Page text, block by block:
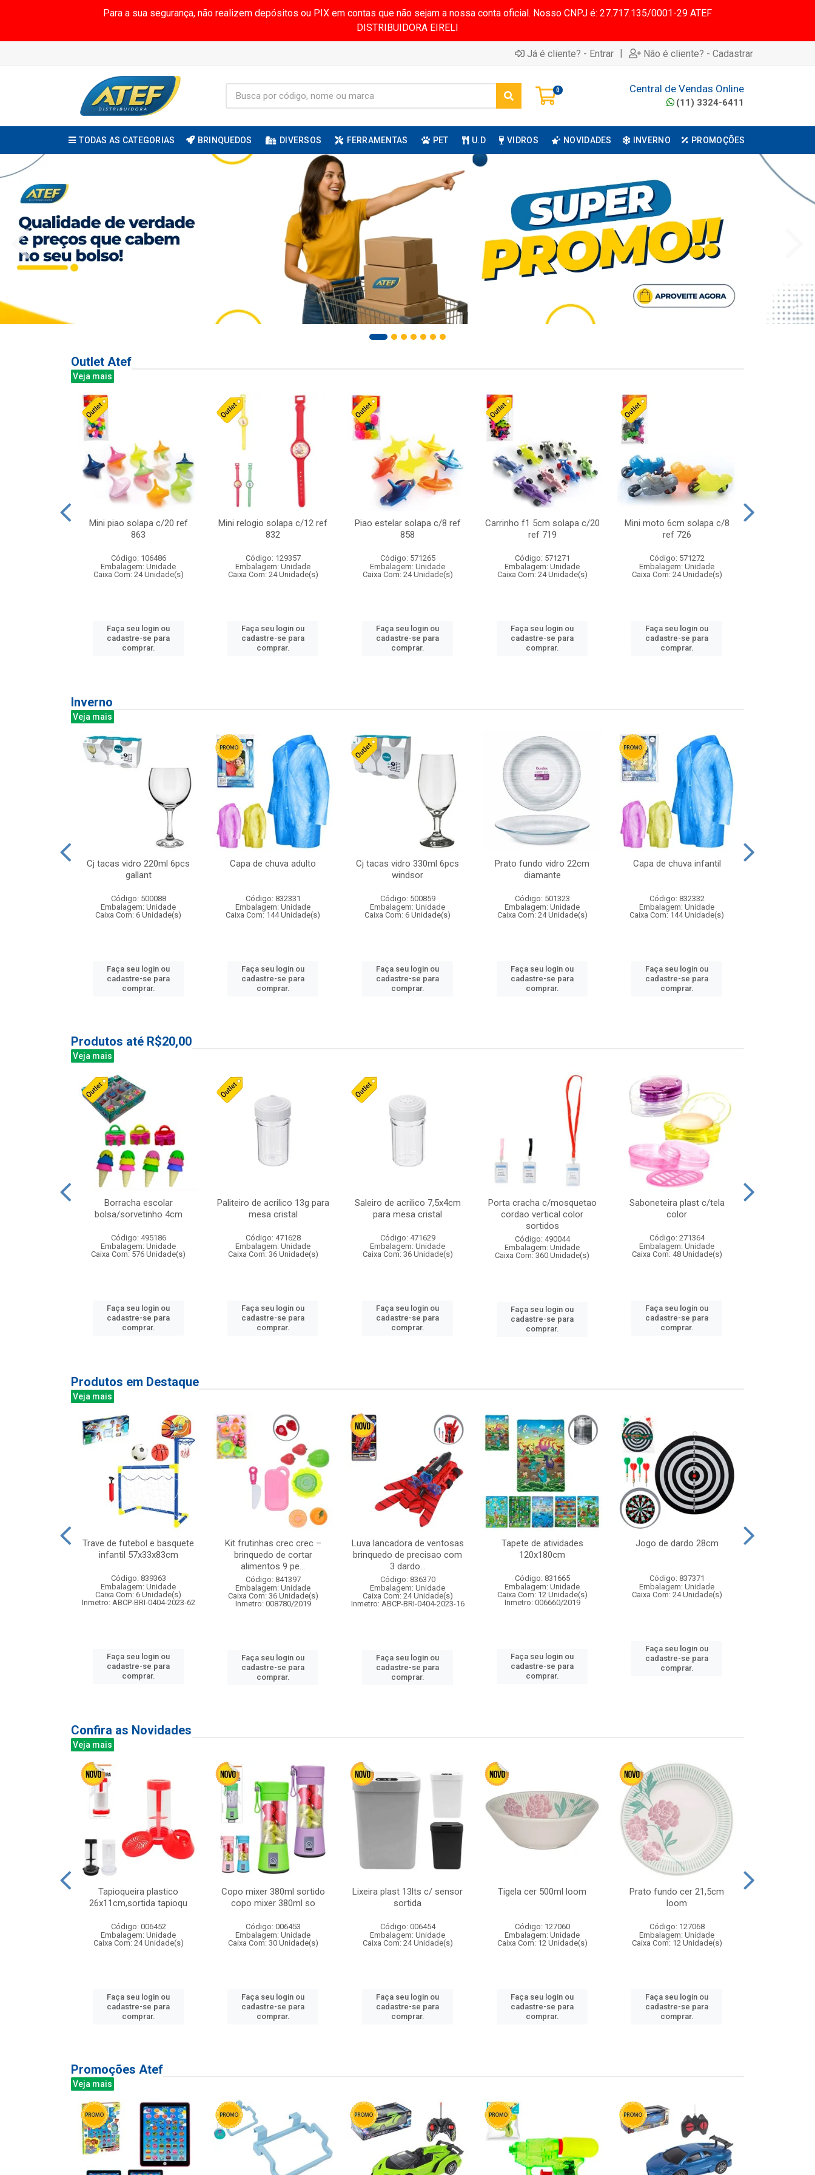
Para a sua segurança, não realizem depósitos ou PIX em contas que não sejam a nossa conta oficial. Nosso CNPJ é: 27.717.135/0001-29 ATEF
DISTRIBUIDORA EIRELI
Já é cliente? - Entrar | Não é cliente? - Cadastrar
0 Central de Vendas Online
(11) 3324-6411
TODAS AS CATEGORIAS BRINQUEDOS DIVERSOS FERRAMENTAS PET U.D VIDROS NOVIDADES INVERNO PROMOÇÕES
Outlet Atef
Veja mais
Mini piao solapa c/20 ref
863
Código: 106486
Embalagem: Unidade
Caixa Com: 24 Unidade(s)
Faça seu login ou
cadastre-se para
comprar.
Mini relogio solapa c/12 ref
832
Código: 129357
Embalagem: Unidade
Caixa Com: 24 Unidade(s)
Faça seu login ou
cadastre-se para
comprar.
Piao estelar solapa c/8 ref
858
Código: 571265
Embalagem: Unidade
Caixa Com: 24 Unidade(s)
Faça seu login ou
cadastre-se para
comprar.
Carrinho f1 5cm solapa c/20
ref 719
Código: 571271
Embalagem: Unidade
Caixa Com: 24 Unidade(s)
Faça seu login ou
cadastre-se para
comprar.
Mini moto 6cm solapa c/8
ref 726
Código: 571272
Embalagem: Unidade
Caixa Com: 24 Unidade(s)
Faça seu login ou
cadastre-se para
comprar.
Inverno
Veja mais
Cj tacas vidro 220ml 6pcs
gallant
Código: 500088
Embalagem: Unidade
Caixa Com: 6 Unidade(s)
Faça seu login ou
cadastre-se para
comprar.
Capa de chuva adulto
Código: 832331
Embalagem: Unidade
Caixa Com: 144 Unidade(s)
Faça seu login ou
cadastre-se para
comprar.
Cj tacas vidro 330ml 6pcs
windsor
Código: 500859
Embalagem: Unidade
Caixa Com: 6 Unidade(s)
Faça seu login ou
cadastre-se para
comprar.
Prato fundo vidro 22cm
diamante
Código: 501323
Embalagem: Unidade
Caixa Com: 24 Unidade(s)
Faça seu login ou
cadastre-se para
comprar.
Capa de chuva infantil
Código: 832332
Embalagem: Unidade
Caixa Com: 144 Unidade(s)
Faça seu login ou
cadastre-se para
comprar.
Produtos até R$20,00
Veja mais
Borracha escolar
bolsa/sorvetinho 4cm
Código: 495186
Embalagem: Unidade
Caixa Com: 576 Unidade(s)
Faça seu login ou
cadastre-se para
comprar.
Paliteiro de acrilico 13g para
mesa cristal
Código: 471628
Embalagem: Unidade
Caixa Com: 36 Unidade(s)
Faça seu login ou
cadastre-se para
comprar.
Saleiro de acrilico 7,5x4cm
para mesa cristal
Código: 471629
Embalagem: Unidade
Caixa Com: 36 Unidade(s)
Faça seu login ou
cadastre-se para
comprar.
Porta cracha c/mosquetao
cordao vertical color
sortidos
Código: 490044
Embalagem: Unidade
Caixa Com: 360 Unidade(s)
Faça seu login ou
cadastre-se para
comprar.
Saboneteira plast c/tela
color
Código: 271364
Embalagem: Unidade
Caixa Com: 48 Unidade(s)
Faça seu login ou
cadastre-se para
comprar.
Produtos em Destaque
Veja mais
Trave de futebol e basquete
infantil 57x33x83cm
Código: 839363
Embalagem: Unidade
Caixa Com: 6 Unidade(s)
Inmetro: ABCP-BRI-0404-2023-62
Faça seu login ou
cadastre-se para
comprar.
Kit frutinhas crec crec –
brinquedo de cortar
alimentos 9 pe...
Código: 841397
Embalagem: Unidade
Caixa Com: 36 Unidade(s)
Inmetro: 008780/2019
Faça seu login ou
cadastre-se para
comprar.
Luva lancadora de ventosas
brinquedo de precisao com
3 dardo...
Código: 836370
Embalagem: Unidade
Caixa Com: 24 Unidade(s)
Inmetro: ABCP-BRI-0404-2023-16
Faça seu login ou
cadastre-se para
comprar.
Tapete de atividades
120x180cm
Código: 831665
Embalagem: Unidade
Caixa Com: 12 Unidade(s)
Inmetro: 006660/2019
Faça seu login ou
cadastre-se para
comprar.
Jogo de dardo 28cm
Código: 837371
Embalagem: Unidade
Caixa Com: 24 Unidade(s)
Faça seu login ou
cadastre-se para
comprar.
Confira as Novidades
Veja mais
Tapioqueira plastico
26x11cm,sortida tapioqu
Código: 006452
Embalagem: Unidade
Caixa Com: 24 Unidade(s)
Faça seu login ou
cadastre-se para
comprar.
Copo mixer 380ml sortido
copo mixer 380ml so
Código: 006453
Embalagem: Unidade
Caixa Com: 30 Unidade(s)
Faça seu login ou
cadastre-se para
comprar.
Lixeira plast 13lts c/ sensor
sortida
Código: 006454
Embalagem: Unidade
Caixa Com: 24 Unidade(s)
Faça seu login ou
cadastre-se para
comprar.
Tigela cer 500ml loom
Código: 127060
Embalagem: Unidade
Caixa Com: 12 Unidade(s)
Faça seu login ou
cadastre-se para
comprar.
Prato fundo cer 21,5cm
loom
Código: 127068
Embalagem: Unidade
Caixa Com: 12 Unidade(s)
Faça seu login ou
cadastre-se para
comprar.
Promoções Atef
Veja mais